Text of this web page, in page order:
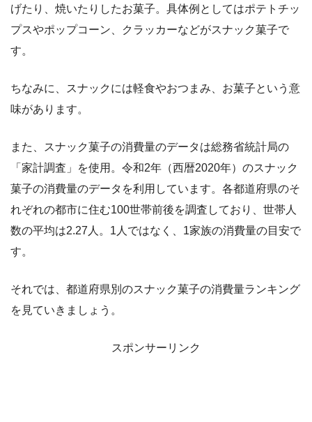
げたり、焼いたりしたお菓子。具体例としてはポテトチッ
プスやポップコーン、クラッカーなどがスナック菓子で
す。
ちなみに、スナックには軽食やおつまみ、お菓子という意
味があります。
また、スナック菓子の消費量のデータは総務省統計局の
「家計調査」を使用。令和2年（西暦2020年）のスナック
菓子の消費量のデータを利用しています。各都道府県のそ
れぞれの都市に住む100世帯前後を調査しており、世帯人
数の平均は2.27人。1人ではなく、1家族の消費量の目安で
す。
それでは、都道府県別のスナック菓子の消費量ランキング
を見ていきましょう。
スポンサーリンク